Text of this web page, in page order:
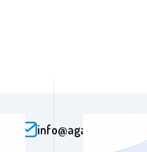
info@aga24online.de